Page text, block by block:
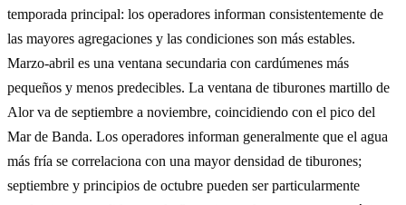
temporada principal: los operadores informan consistentemente de
las mayores agregaciones y las condiciones son más estables.
Marzo-abril es una ventana secundaria con cardúmenes más
pequeños y menos predecibles. La ventana de tiburones martillo de
Alor va de septiembre a noviembre, coincidiendo con el pico del
Mar de Banda. Los operadores informan generalmente que el agua
más fría se correlaciona con una mayor densidad de tiburones;
septiembre y principios de octubre pueden ser particularmente